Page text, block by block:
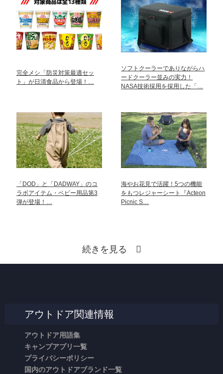
完全メシ「防災対策最適セッ
ト」が日清食品から登場！…
ソフトクーラーでありながらハ
ードクーラー並みの実力！
NASA技術採用を採用した「…
「DOD」と「DADWAY」のコ
ラボアイテム・ベビー用品第3
弾が登場！…
海やお花見で活躍！5つの機能
をもつレジャーシート『Acteon
Picnic S…
続きを見る
アウトドア関連情報
アウトドア用語集
キャンプアプリ一覧
プライバシーポリシー
国内のアウトドアブランド一覧